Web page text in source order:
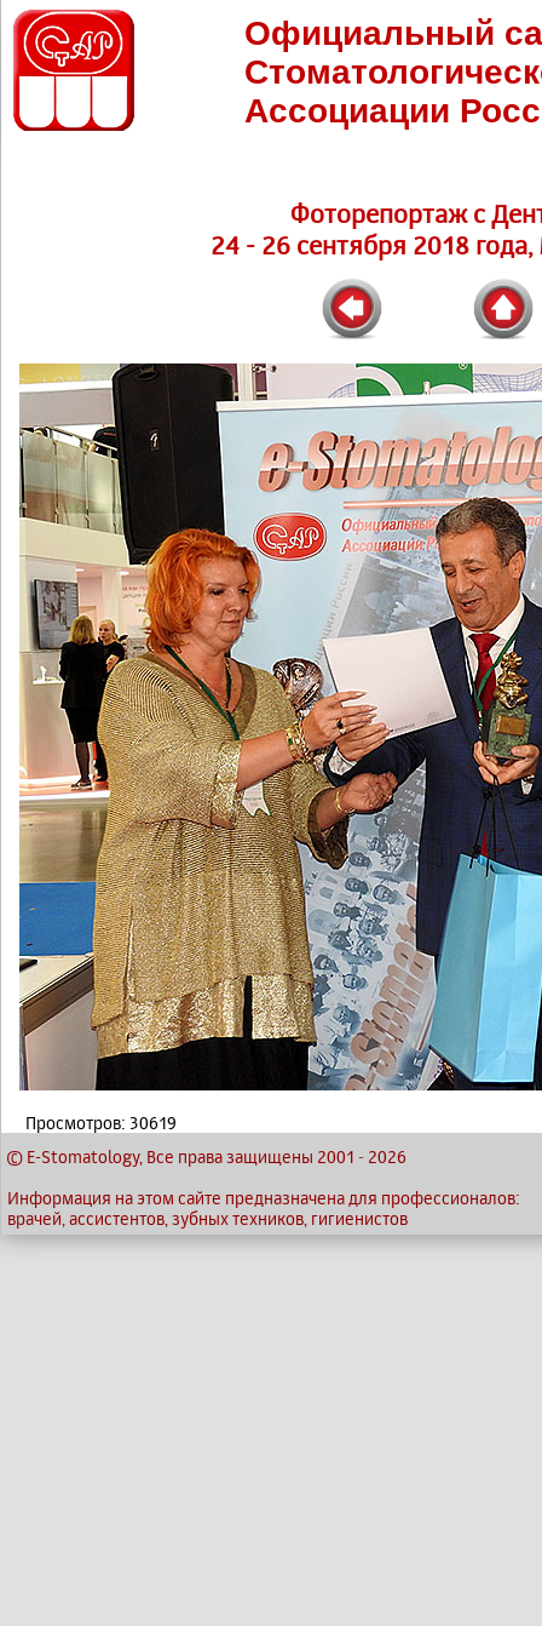
Официальный
Ассоциации
Фоторепортаж с
24 - 26 сентября 2018
Просмотров: 30619
© E-Stomatology, Все права защищены 2001 - 2026
Информация на этом сайте предназначена для профессионалов:
врачей, ассистентов, зубных техников, гигиенистов